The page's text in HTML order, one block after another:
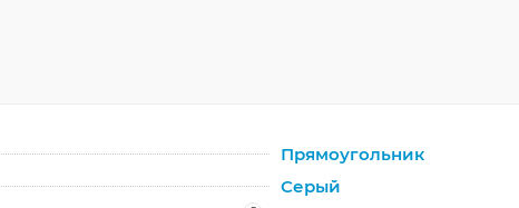
Прямоугольник
Серый